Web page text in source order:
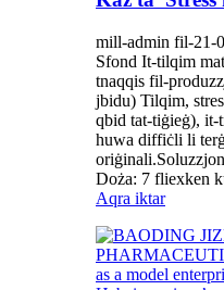
mill-admin fil-21-
Sfond It-tilqim
tnaqqis fil-
jbidu) Tilqim,
qbid tat-tiġieġ), it-
huwa diffiċli li
Doża: 7 fliexken
Aqra iktar